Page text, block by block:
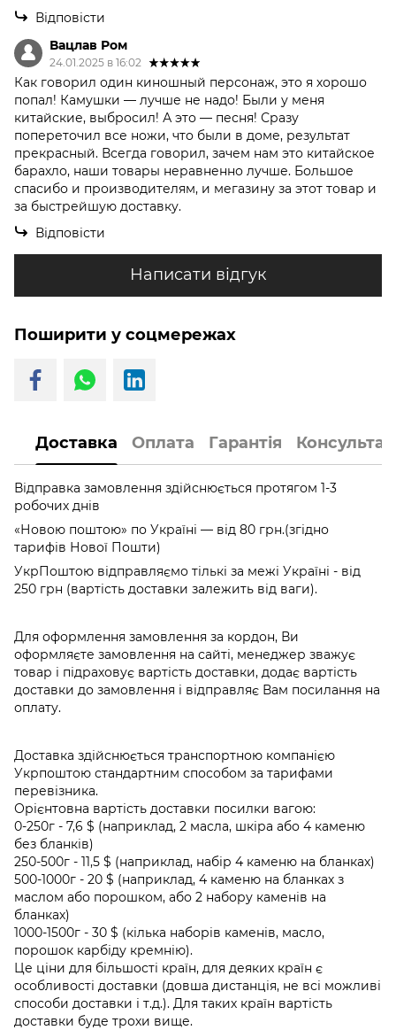
Відповісти
Вацлав Ром
24.01.2025 в 16:02
Как говорил один киношный персонаж, это я хорошо
попал! Камушки — лучше не надо! Были у меня
китайские, выбросил! А это — песня! Сразу
попереточил все ножи, что были в доме, результат
прекрасный. Всегда говорил, зачем нам это китайское
барахло, наши товары неравненно лучше. Большое
спасибо и производителям, и мегазину за этот товар и
за быстрейшую доставку.
Відповісти
Написати відгук
Поширити у соцмережах
Доставка Оплата Гарантія
Відправка замовлення здійснюється протягом 1-3
робочих днів
«Новою поштою» по Україні — від 80 грн.(згідно
тарифів Нової Пошти)
УкрПоштою відправляємо тількі за межі Україні - від
250 грн (вартість доставки залежить від ваги).
Для оформлення замовлення за кордон, Ви
оформляєте замовлення на сайті, менеджер зважує
товар і підраховує вартість доставки, додає вартість
доставки до замовлення і відправляє Вам посилання на
оплату.
Доставка здійснюється транспортною компанією
Укрпоштою стандартним способом за тарифами
перевізника.
Орієнтовна вартість доставки посилки вагою:
0-250г - 7,6 $ (наприклад, 2 масла, шкіра або 4 каменю
без бланків)
250-500г - 11,5 $ (наприклад, набір 4 каменю на бланках)
500-1000г - 20 $ (наприклад, 4 каменю на бланках з
маслом або порошком, або 2 набору каменів на
бланках)
1000-1500г - 30 $ (кілька наборів каменів, масло,
порошок карбіду кремнію).
Це ціни для більшості країн, для деяких країн є
особливості доставки (довша дистанція, не всі можливі
способи доставки і т.д.). Для таких країн вартість
доставки буде трохи вище.